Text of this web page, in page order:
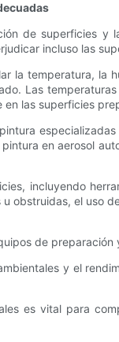
de superficies
incluso las
la temperatura,
Las
las superficies
en aerosol
incluyendo
obstruidas, el uso
de
y el
es vital para